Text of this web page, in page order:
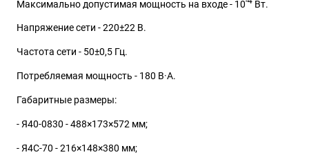
Максимально допустимая мощность на входе - 10 Вт.
Напряжение сети - 220±22 В.
Частота сети - 50±0,5 Гц.
Потребляемая мощность - 180 В·А.
Габаритные размеры:
- Я40-0830 - 488×173×572 мм;
- Я4С-70 - 216×148×380 мм;